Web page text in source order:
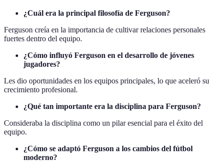
¿Cuál era la principal filosofía de Ferguson?
Ferguson creía en la importancia de cultivar relaciones personales
fuertes dentro del equipo.
¿Cómo influyó Ferguson en el desarrollo de jóvenes
jugadores?
Les dio oportunidades en los equipos principales, lo que aceleró su
crecimiento profesional.
¿Qué tan importante era la disciplina para Ferguson?
Consideraba la disciplina como un pilar esencial para el éxito del
equipo.
¿Cómo se adaptó Ferguson a los cambios del fútbol
moderno?